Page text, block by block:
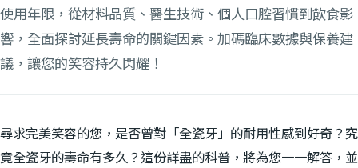
使用年限，從材料品質、醫生技術、個人口腔習慣到飲食影
響，全面探討延長壽命的關鍵因素。加碼臨床數據與保養建
議，讓您的笑容持久閃耀！
尋求完美笑容的您，是否曾對「全瓷牙」的耐用性感到好奇？究
竟全瓷牙的壽命有多久？這份詳盡的科普，將為您一一解答，並